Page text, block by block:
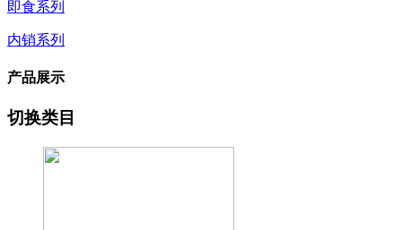
即食系列
内销系列
产品展示
切换类目